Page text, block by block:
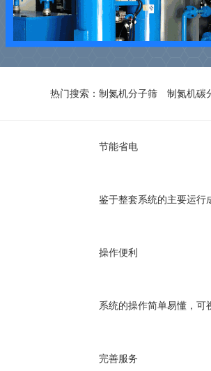
热门搜索： 制氮机分子筛 制氮机碳
节能省电
鉴于整套系统的主要运行
操作便利
系统的操作简单易懂，可
完善服务